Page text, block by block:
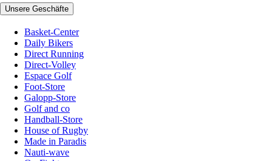
Unsere Geschäfte
Basket-Center
Daily Bikers
Direct Running
Direct-Volley
Espace Golf
Foot-Store
Galopp-Store
Golf and co
Handball-Store
House of Rugby
Made in Paradis
Nauti-wave